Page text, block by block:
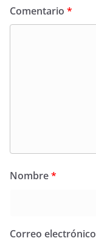
Comentario *
Nombre*
Correo electrónico